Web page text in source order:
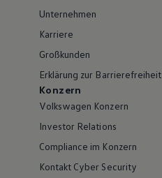
Unternehmen
Karriere
Großkunden
Erklärung zur Barrierefreiheit
Konzern
Volkswagen Konzern
Investor Relations
Compliance im Konzern
Kontakt Cyber Security